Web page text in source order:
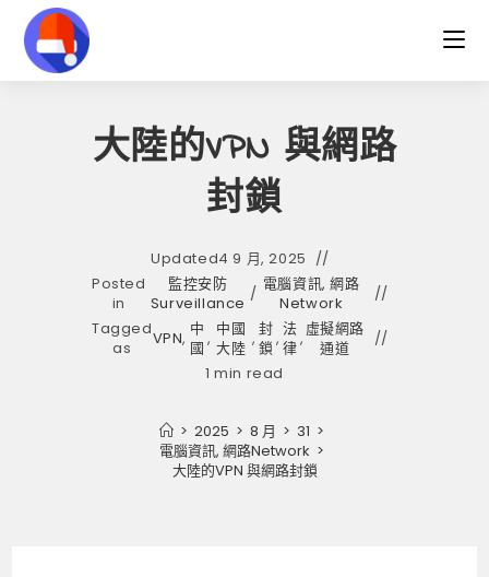
content
大陸的VPN 與網路
封鎖
Updated4 9 月, 2025
Posted
in
監控安防
Surveillance / 電腦資訊, 網路
Network
Tagged
as
VPN, 中
國 , 中國
大陸 , 封
鎖 , 法
律, 虛擬網路
通道
1 min read
> 2025 > 8 月 > 31 >
電腦資訊, 網路Network >
大陸的VPN 與網路封鎖